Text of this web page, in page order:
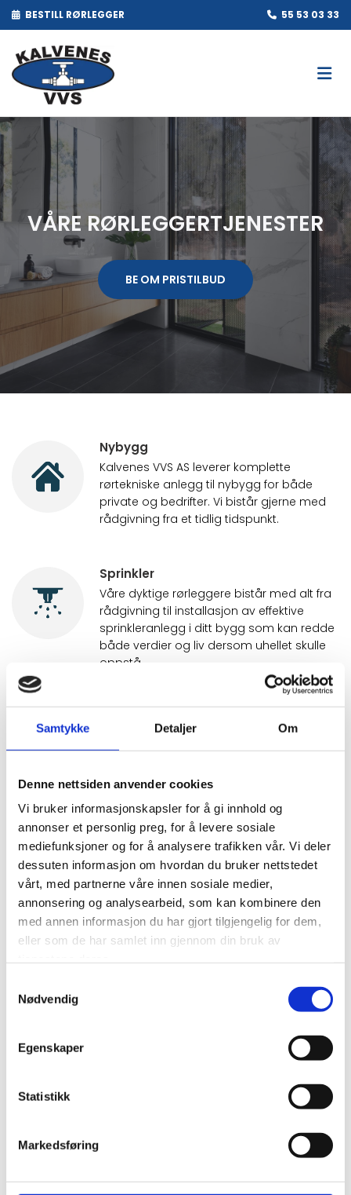
Samtykke Detaljer Om
Denne nettsiden anvender cookies
Vi bruker informasjonskapsler for å gi innhold og
annonser et personlig preg, for å levere sosiale
mediefunksjoner og for å analysere trafikken vår. Vi deler
dessuten informasjon om hvordan du bruker nettstedet
vårt, med partnerne våre innen sosiale medier,
annonsering og analysearbeid, som kan kombinere den
med annen informasjon du har gjort tilgjengelig for dem,
eller som de har samlet inn gjennom din bruk av
Nødvendig
Egenskaper
Statistikk
Markedsføring
 BESTILL RØRLEGGER  55 53 03 33
VÅRE RØRLEGGERTJENESTER
BE OM PRISTILBUD
Nybygg
Kalvenes VVS AS leverer komplette
rørtekniske anlegg til nybygg for både
private og bedrifter. Vi bistår gjerne med
rådgivning fra et tidlig tidspunkt.
Sprinkler
Våre dyktige rørleggere bistår med alt fra
rådgivning til installasjon av effektive
sprinkleranlegg i ditt bygg som kan redde
både verdier og liv dersom uhellet skulle
oppstå.
Ansvarlig søker har en administrativ
oppgave og skal blant annet koordinere
til foretakene blir ivaretatt. Vi står for
kontakt mellom kommune, foretak og
tiltakshaver.
Vann og avløp
Vår VA-avdeling utfører legging av avløp
og vannledninger fra kommunale
ledninger til bolig, og store prosjekter i
samarbeid med Bergen kommune.
oppussing av eksisterende røranlegg og
våtrom. Kvitt deg med gamle og slitte rør,
rørleggerarbeid til oppussing av hele